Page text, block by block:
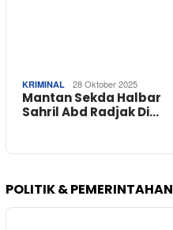
KRIMINAL 28 Oktober 2025
Mantan Sekda Halbar
Sahril Abd Radjak Di…
POLITIK & PEMERINTAHAN